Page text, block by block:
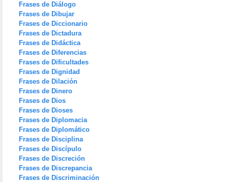
Frases de Diálogo
Frases de Dibujar
Frases de Diccionario
Frases de Dictadura
Frases de Didáctica
Frases de Diferencias
Frases de Dificultades
Frases de Dignidad
Frases de Dilación
Frases de Dinero
Frases de Dios
Frases de Dioses
Frases de Diplomacia
Frases de Diplomático
Frases de Disciplina
Frases de Discípulo
Frases de Discreción
Frases de Discrepancia
Frases de Discriminación